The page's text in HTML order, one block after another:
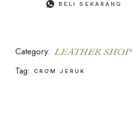
BELI SEKARANG
Category: LEATHER SHOP
Tag:
CROM JERUK